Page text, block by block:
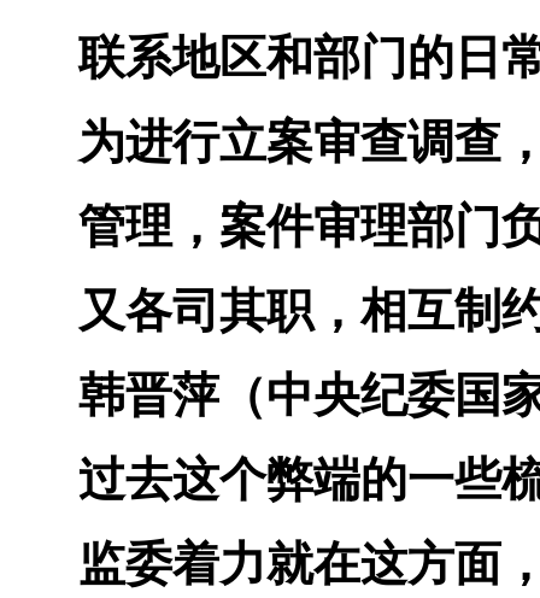
联系地区和部门的日
为进行立案审查调查
管理，案件审理部门
又各司其职，相互制
韩晋萍（中央纪委国
过去这个弊端的一些
监委着力就在这方面